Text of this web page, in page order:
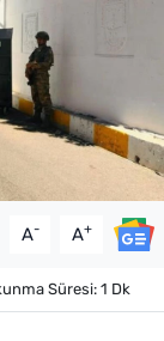
A- A+
Süresi: 1 Dk